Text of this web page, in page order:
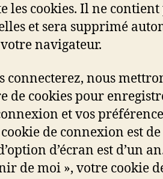
les cookies. Il ne contient
et sera supprimé
navigateur.
connecterez, nous
de cookies pour
et vos
de connexion est
d’écran est d’un
de moi », votre cookie